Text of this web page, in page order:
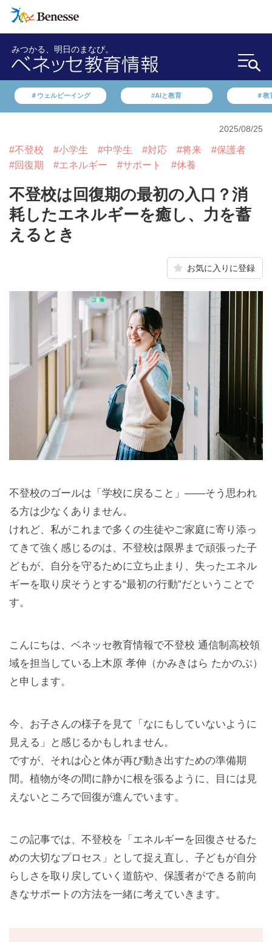
みつかる、明日のまなび。
＃ウェルビーイング #AIと教育 ＃教
2025/08/25
#不登校 #小学生 #中学生 #対応 #将来
#保護者
#回復期
#エネルギー #サポート #休養
不登校は回復期の最初の入口？消
耗したエネルギーを癒し、力を蓄
えるとき
お気に入りに登録
不登校のゴールは「学校に戻ること」——そう思われ
る方は少なくありません。
けれど、私がこれまで多くの生徒やご家庭に寄り添っ
てきて強く感じるのは、不登校は限界まで頑張った子
どもが、自分を守るために立ち止まり、失ったエネル
ギーを取り戻そうとする“最初の行動”だということで
す。
こんにちは、ベネッセ教育情報で不登校 通信制高校領
域を担当している上木原 孝伸（かみきはら たかのぶ）
と申します。
今、お子さんの様子を見て「なにもしていないように
見える」と感じるかもしれません。
ですが、それは心と体が再び動き出すための準備期
間。植物が冬の間に静かに根を張るように、目には見
えないところで回復が進んでいます。
この記事では、不登校を「エネルギーを回復させるた
めの大切なプロセス」として捉え直し、子どもが自分
らしさを取り戻していく道筋や、保護者ができる前向
きなサポートの方法を一緒に考えていきます。